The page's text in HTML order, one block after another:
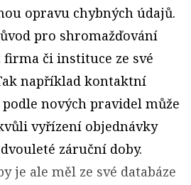
opravu chybných údajů.
pro shromažďování
firma či instituce ze své
například kontaktní
nových pravidel může
vyřízení objednávky
záruční doby.
je ale měl ze své databáze